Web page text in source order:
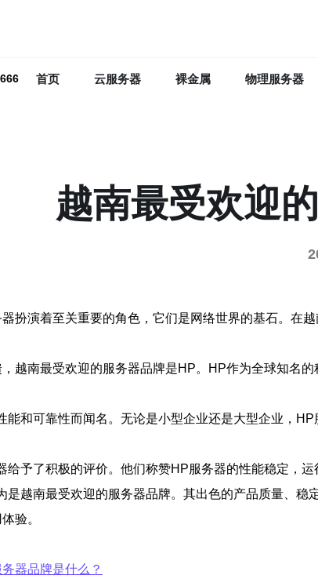
首页 云服务器 裸金属 物理服务器
越南最受欢迎
扮演着至关重要的角色，它们是网络世界的基石。在
越南最受欢迎的服务器品牌是HP。HP作为全球知名
能和可靠性而闻名。无论是小型企业还是大型企业，
给予了积极的评价。他们称赞HP服务器的性能稳定，
是越南最受欢迎的服务器品牌。其出色的产品质量、
验。
器品牌是什么？